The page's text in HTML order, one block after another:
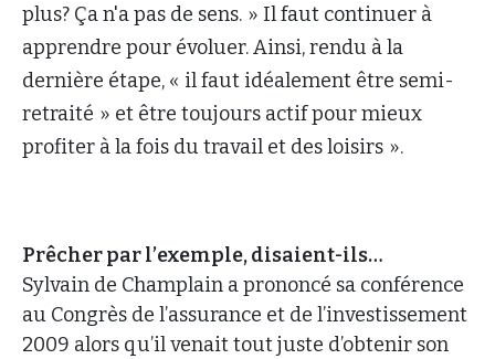
plus? Ça n'a pas de sens. » Il faut continuer à
apprendre pour évoluer. Ainsi, rendu à la
dernière étape, « il faut idéalement être semi-
retraité » et être toujours actif pour mieux
profiter à la fois du travail et des loisirs ».
Prêcher par l’exemple, disaient-ils…
Sylvain de Champlain a prononcé sa conférence
au Congrès de l’assurance et de l’investissement
2009 alors qu’il venait tout juste d’obtenir son